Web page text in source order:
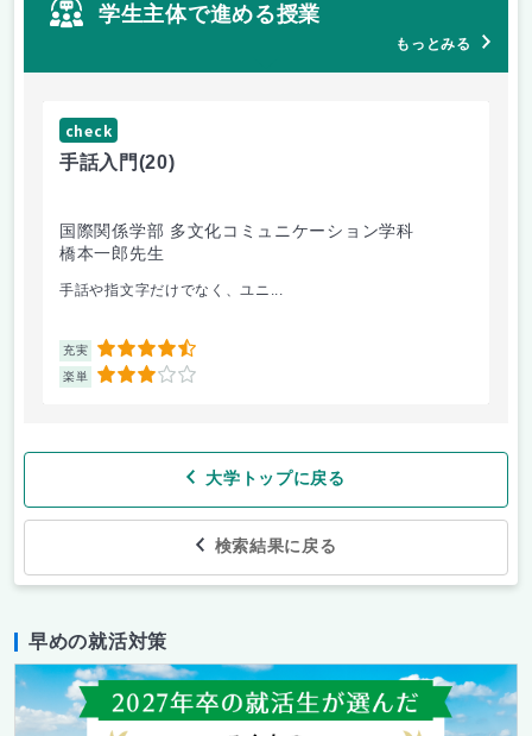
学生主体で進める授業
もっとみる
check
手話入門(20)
国際関係学部 多文化コミュニケーション学科
橋本一郎先生
手話や指文字だけでなく、ユニ...
充実 4.5
楽単 3
大学トップに戻る
検索結果に戻る
早めの就活対策